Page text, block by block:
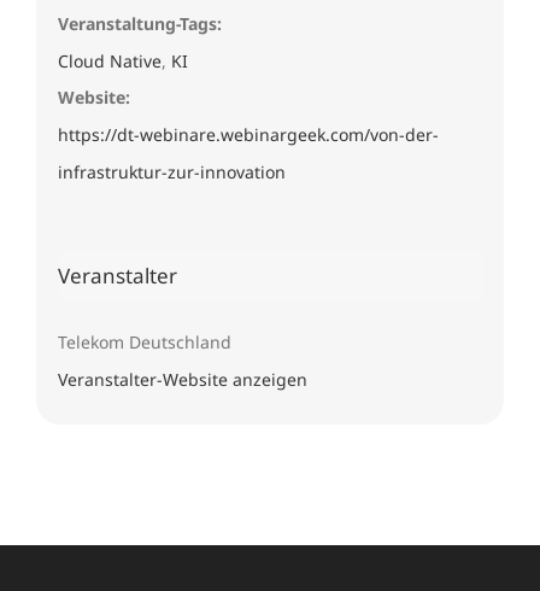
Veranstaltung-Tags:
Cloud Native, KI
Website:
https://dt-webinare.webinargeek.com/von-der-
infrastruktur-zur-innovation
Veranstalter
Telekom Deutschland
Veranstalter-Website anzeigen